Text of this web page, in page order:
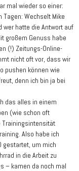
mal wieder so einer:
Wechselt Mike
wer hatte die Antwort auf
großem Genuss habe
(!) Zeitungs-Online-
nicht oft vor, dass wir
pushen können wie
denn ich bin ja bei
das alles in einem
(wie schon oft
Trainingsintensität
Also habe ich
gestartet, um mich
in die Arbeit zu
– kamen da noch mal